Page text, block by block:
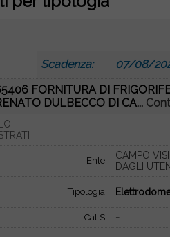
Scadenza: 07/08/
FORNITURA DI
DULBECCO DI CA...
Ente:
CAMPO
DAGLI
Tipologia:
Cat S: -